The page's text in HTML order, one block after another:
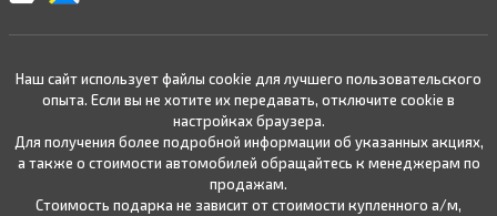
Наш сайт использует файлы cookie для лучшего пользовательского
опыта. Если вы не хотите их передавать, отключите cookie в
настройках браузера.
Для получения более подробной информации об указанных акциях,
а также о стоимости автомобилей обращайтесь к менеджерам по
продажам.
Стоимость подарка не зависит от стоимости купленного а/м,